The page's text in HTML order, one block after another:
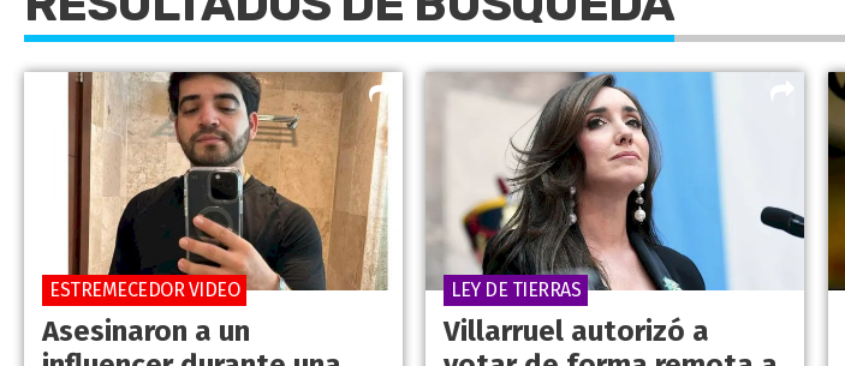
Asesinaron a un
ESTREMECEDOR VIDEO
Villarruel autorizó a
LEY DE TIERRAS